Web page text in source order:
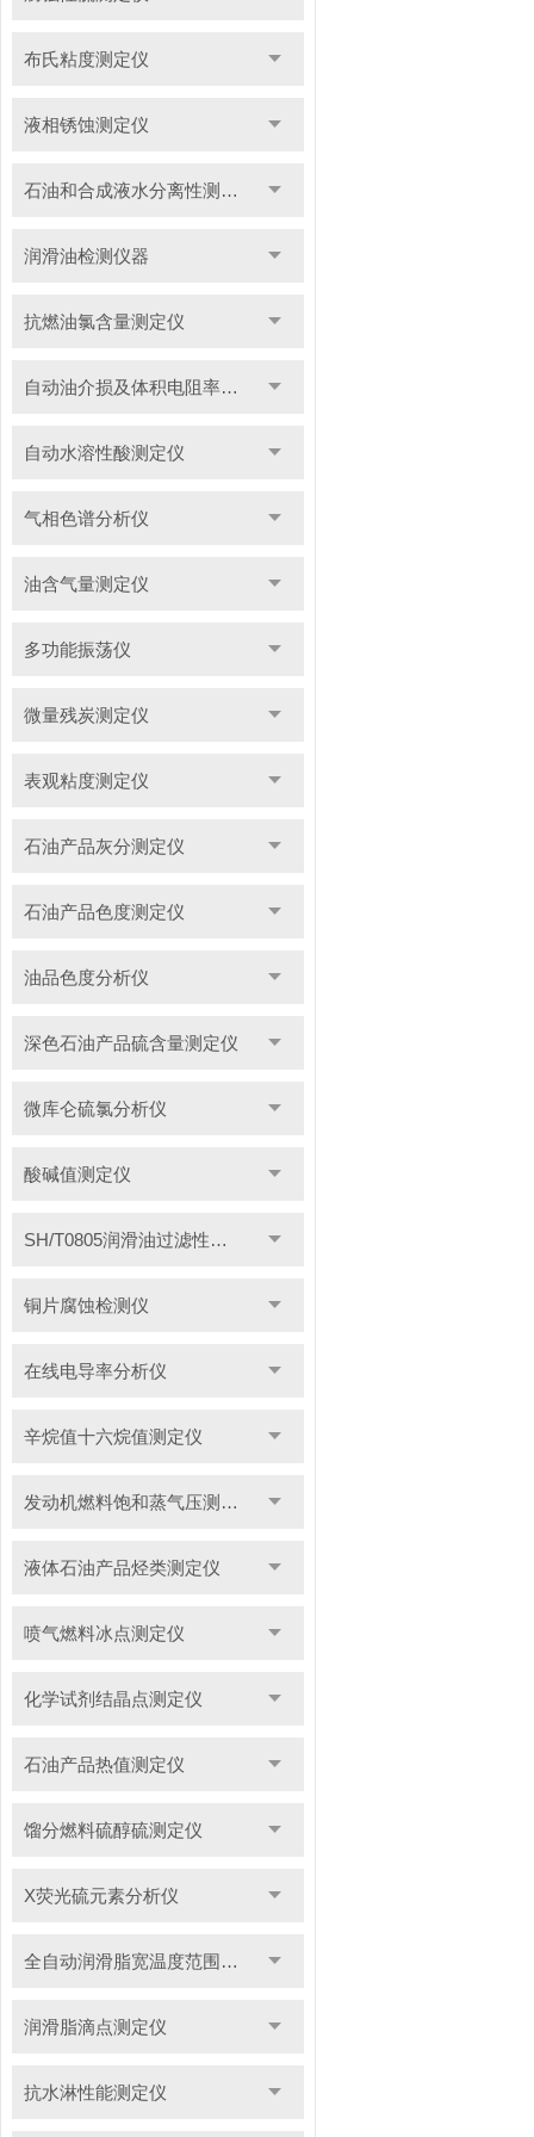
布氏粘度测定仪
液相锈蚀测定仪
石油和合成液水分离性测定仪
润滑油检测仪器
抗燃油氯含量测定仪
自动油介损及体积电阻率测定仪
自动水溶性酸测定仪
气相色谱分析仪
油含气量测定仪
多功能振荡仪
微量残炭测定仪
表观粘度测定仪
石油产品灰分测定仪
石油产品色度测定仪
油品色度分析仪
深色石油产品硫含量测定仪
微库仑硫氯分析仪
酸碱值测定仪
SH/T0805润滑油过滤性测定仪
铜片腐蚀检测仪
在线电导率分析仪
辛烷值十六烷值测定仪
发动机燃料饱和蒸气压测定仪
液体石油产品烃类测定仪
喷气燃料冰点测定仪
化学试剂结晶点测定仪
石油产品热值测定仪
馏分燃料硫醇硫测定仪
X荧光硫元素分析仪
全自动润滑脂宽温度范围滴点测定仪
润滑脂滴点测定仪
抗水淋性能测定仪